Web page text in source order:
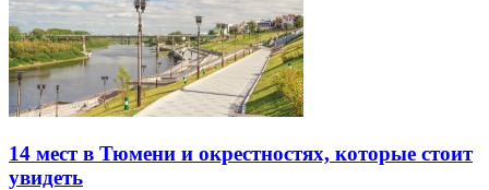
14 мест в Тюмени и окрестностях, которые стоит
увидеть